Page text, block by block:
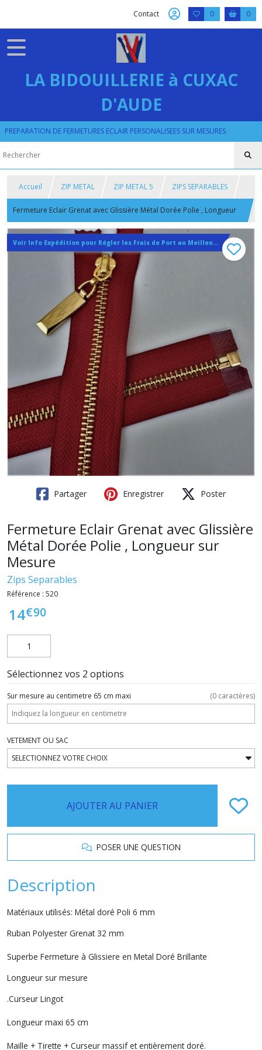
Contact 0 0
LA BIDOUILLERIE à CUXAC
D'AUDE
PREPARATION DE FERMETURES ECLAIR PERSONALISEES SUR MESURES
Accueil ZIP METAL ZIP METAL 5 ZIPS SEPARABLES
Fermeture Eclair Grenat avec Glissière Métal Dorée Polie , Longueur
sur Mesure
Voir Info Expédition pour Régler les Frais de Port au Meilleur Prix , En haut d'ecran à Droite
Partager Enregistrer Poster
Fermeture Eclair Grenat avec Glissière
Métal Dorée Polie , Longueur sur
Mesure
Zips Separables
Référence : 520
14€90
Sélectionnez vos 2 options
Sur mesure au centimetre 65 cm maxi (0 caractères)
VETEMENT OU SAC
AJOUTER AU PANIER
POSER UNE QUESTION
Description
Matériaux utilisés: Métal doré Poli 6 mm
Ruban Polyester Grenat 32 mm
Superbe Fermeture à Glissiere en Metal Doré Brillante
Longueur sur mesure
.Curseur Lingot
Longueur maxi 65 cm
Maille + Tirette + Curseur massif et entièrement doré.